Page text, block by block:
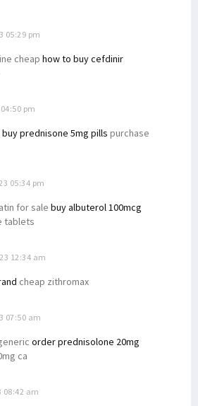
05:29 pm
cheap how to buy cefdinir
pm
buy prednisone 5mg pills purchase
05:34 pm
for sale buy albuterol 100mcg
tablets
12:34 am
cheap zithromax
07:50 am
order prednisolone 20mg
ca
08:42 am